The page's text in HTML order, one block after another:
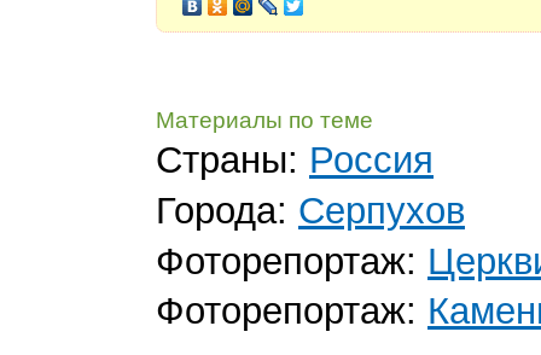
Материалы по теме
Страны: Россия
Города: Серпухов
Фоторепортаж:
Фоторепортаж: